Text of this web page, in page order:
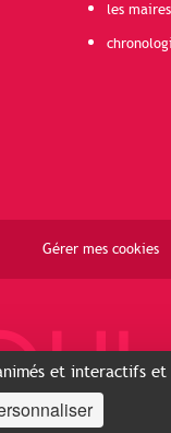
les
Gérer mes cookies
et interactifs